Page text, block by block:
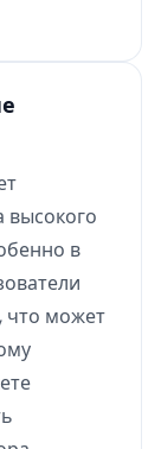
высокого
в
что может